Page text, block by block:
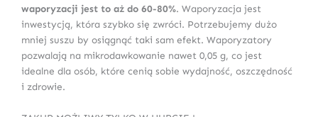
waporyzacji jest to aż do 60-80%. Waporyzacja jest
inwestycją, która szybko się zwróci. Potrzebujemy dużo
mniej suszu by osiągnąć taki sam efekt. Waporyzatory
pozwalają na mikrodawkowanie nawet 0,05 g, co jest
idealne dla osób, które cenią sobie wydajność, oszczędność
i zdrowie.